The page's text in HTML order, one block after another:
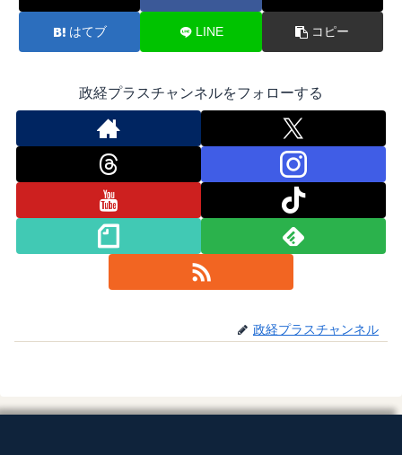
はてブ LINE コピー
政経プラスチャンネルをフォローする
政経プラスチャンネル